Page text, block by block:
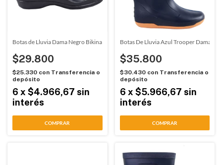
Botas de Lluvia Dama Negro Bikina (9203)
$29.800
$25.330 con Transferencia o
depósito
6 x $4.966,67 sin
interés
COMPRAR
Botas De Lluvia Azul Trooper Damalu
$35.800
$30.430 con Transferencia o
depósito
6 x $5.966,67 sin
interés
COMPRAR